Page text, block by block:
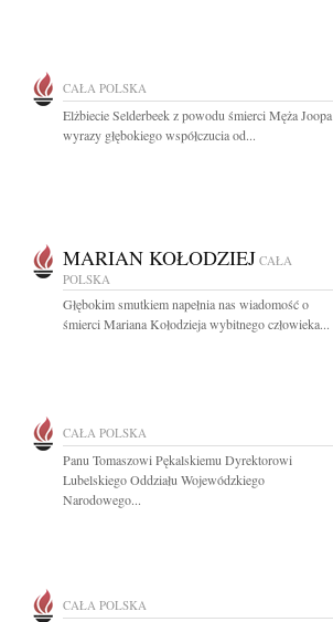
CAŁA POLSKA
Elżbiecie Selderbeek z powodu śmierci Męża Joopa
wyrazy głębokiego współczucia od...
MARIAN KOŁODZIEJ CAŁA
POLSKA
Głębokim smutkiem napełnia nas wiadomość o
śmierci Mariana Kołodzieja wybitnego człowieka...
CAŁA POLSKA
Panu Tomaszowi Pękalskiemu Dyrektorowi
Lubelskiego Oddziału Wojewódzkiego
Narodowego...
CAŁA POLSKA